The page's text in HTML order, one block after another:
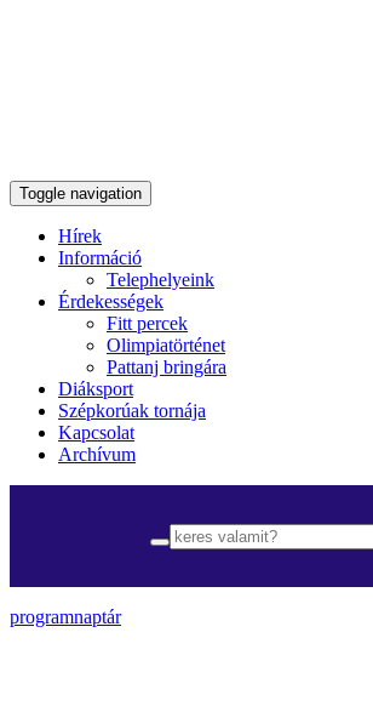
Toggle navigation
Hírek
Információ
Telephelyeink
Érdekességek
Fitt percek
Olimpiatörténet
Pattanj bringára
Diáksport
Szépkorúak tornája
Kapcsolat
Archívum
programnaptár